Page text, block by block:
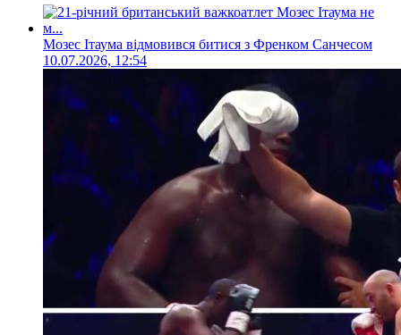
Мозес Ітаума відмовився битися з Френком Санчесом
10.07.2026, 12:54